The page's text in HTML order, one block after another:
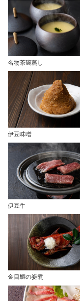
名物茶碗蒸し
伊豆味噌
伊豆牛
金目鯛の姿煮